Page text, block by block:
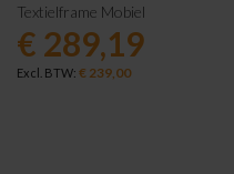
Textielframe Mobiel
€ 289,19
€ 239,00